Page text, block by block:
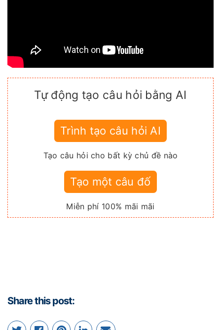
Tự động tạo câu hỏi bằng AI
Trình tạo câu hỏi AI
Tạo câu hỏi cho bất kỳ chủ đề nào
Tạo một câu đố
Miễn phí 100% mãi mãi
Share this post: